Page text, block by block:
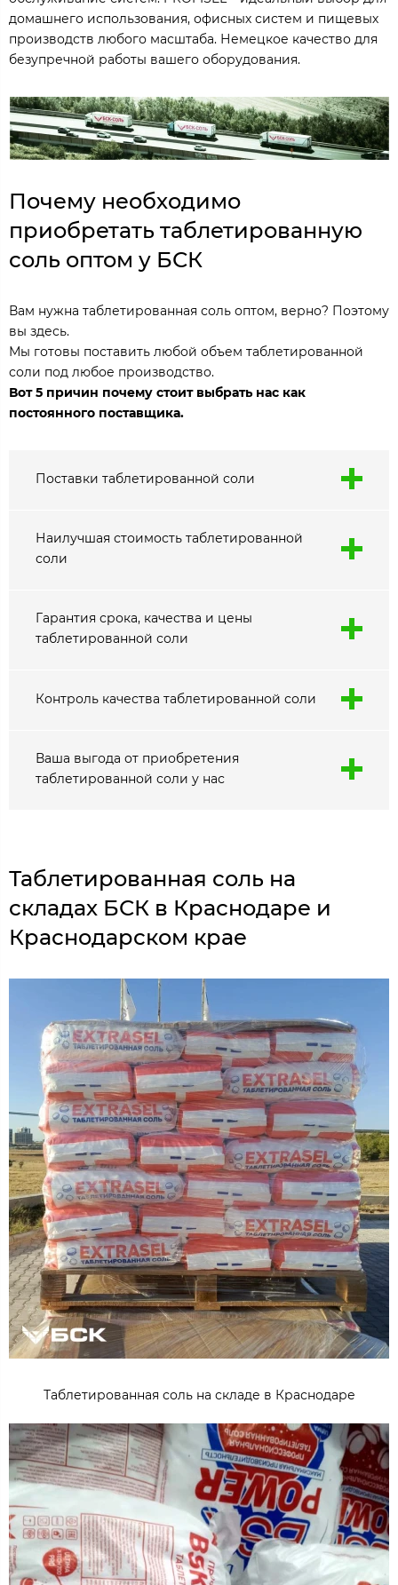
домашнего использования, офисных систем и пищевых
производств любого масштаба. Немецкое качество для
безупречной работы вашего оборудования.
Почему необходимо
приобретать таблетированную
соль оптом у БСК
Вам нужна таблетированная соль оптом, верно? Поэтому
вы здесь.
Мы готовы поставить любой объем таблетированной
соли под любое производство.
Вот 5 причин почему стоит выбрать нас как
постоянного поставщика.
Поставки таблетированной соли
Наилучшая стоимость таблетированной
соли
Гарантия срока, качества и цены
таблетированной соли
Контроль качества таблетированной соли
Ваша выгода от приобретения
таблетированной соли у нас
Таблетированная соль на
складах БСК в Краснодаре и
Краснодарском крае
Таблетированная соль на складе в Краснодаре